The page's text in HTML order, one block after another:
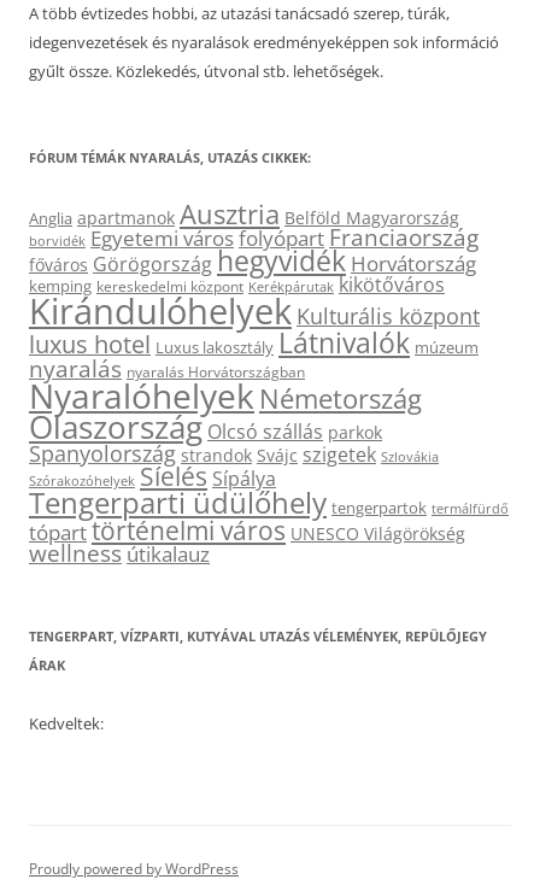
A több évtizedes hobbi, az utazási tanácsadó szerep, túrák,
idegenvezetések és nyaralások eredményeképpen sok információ
gyűlt össze. Közlekedés, útvonal stb. lehetőségek.
FÓRUM TÉMÁK NYARALÁS, UTAZÁS CIKKEK:
Anglia apartmanok Ausztria Belföld Magyarország
borvidék Egyetemi városfolyópartFranciaország
főváros Görögországhegyvidék Horvátország
kemping kereskedelmi központ Kerékpárutak kikötőváros
Kirándulóhelyek Kulturális központ
luxus hotel Luxus lakosztály Látnivalók múzeum
nyaralás nyaralás Horvátországban
Nyaralóhelyek Németország
Olaszország Olcsó szállás parkok
Spanyolország strandok Svájc szigetek Szlovákia
Szórakozóhelyek Síelés Sípálya
Tengerparti üdülőhely tengerpartok termálfürdő
tóparttörténelmi város UNESCO Világörökség
wellnessútikalauz
TENGERPART, VÍZPARTI, KUTYÁVAL UTAZÁS VÉLEMÉNYEK, REPÜLŐJEGY
ÁRAK
Kedveltek:
Proudly powered by WordPress